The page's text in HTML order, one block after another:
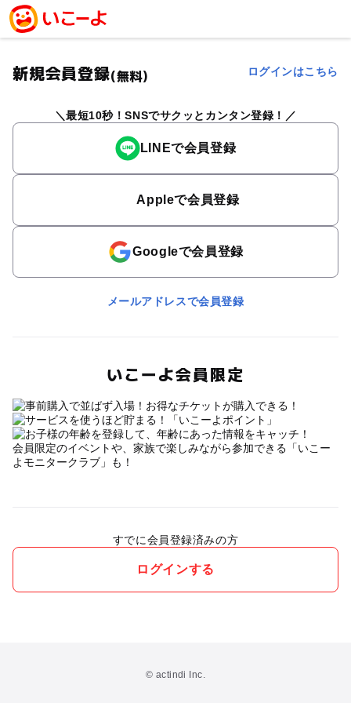
新規会員登録(無料) ログインはこちら
最短10秒！SNSでサクッとカンタン登録！
LINEで会員登録
Appleで会員登録
Googleで会員登録
メールアドレスで会員登録
いこーよ会員限定
会員限定のイベントや、家族で楽しみながら参加できる「いこー
よモニタークラブ」も！
すでに会員登録済みの方
ログインする
© actindi Inc.